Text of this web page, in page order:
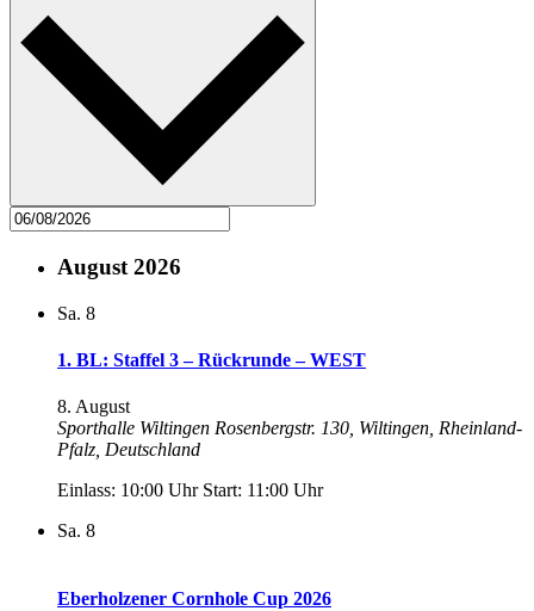
August 2026
Sa. 8
1. BL: Staffel 3 – Rückrunde – WEST
8. August
Sporthalle Wiltingen Rosenbergstr. 130, Wiltingen, Rheinland-
Pfalz, Deutschland
Einlass: 10:00 Uhr Start: 11:00 Uhr
Sa. 8
Eberholzener Cornhole Cup 2026